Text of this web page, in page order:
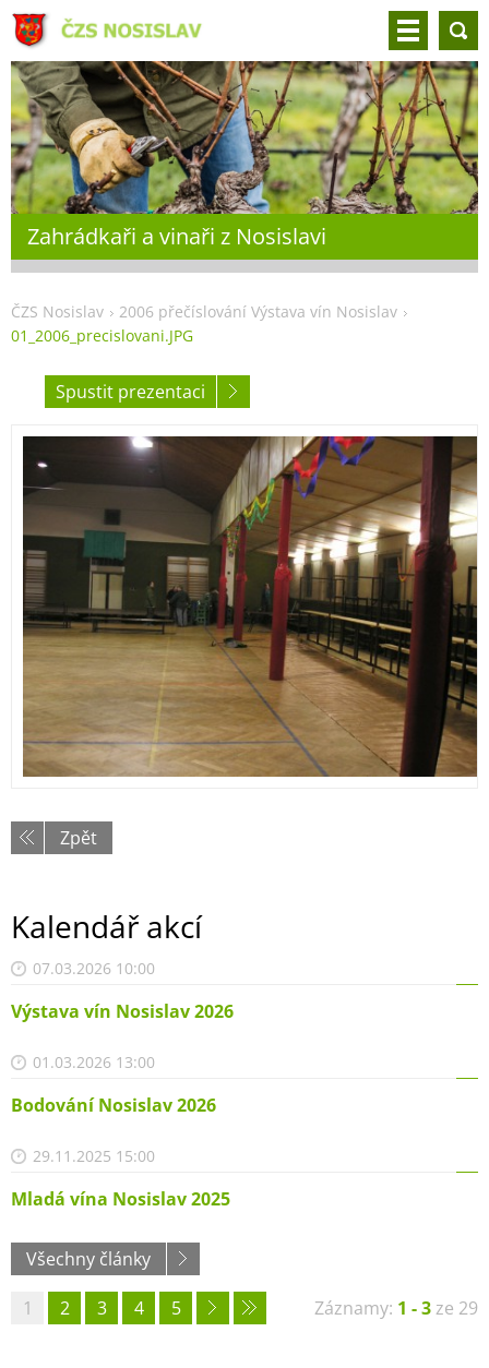
Zahrádkaři a vinaři z Nosislavi
ČZS Nosislav
2006 přečíslování Výstava vín Nosislav
01_2006_precislovani.JPG
Spustit prezentaci
Zpět
Kalendář akcí
07.03.2026 10:00
Výstava vín Nosislav 2026
01.03.2026 13:00
Bodování Nosislav 2026
29.11.2025 15:00
Mladá vína Nosislav 2025
Všechny články
Záznamy: 1 - 3ze 29
1 2 3 4 5